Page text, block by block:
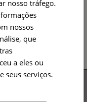
nosso tráfego.
nossos
que
a eles ou
seus serviços.